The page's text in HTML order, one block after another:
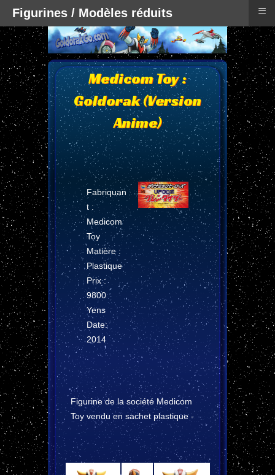
Medicom Toy :
Goldorak (Version
Anime)
Fabriquan
t :
Medicom
Toy
Matière :
Plastique
Prix :
9800
Yens
Date:
2014
Figurine de la société Medicom
Toy vendu en sachet plastique -
Figurines / Modèles réduits ≡